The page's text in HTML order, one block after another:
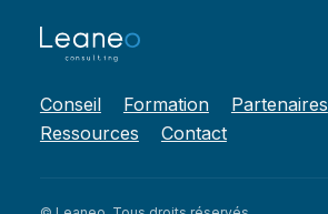
Conseil Formation Partenaires
Ressources
Contact